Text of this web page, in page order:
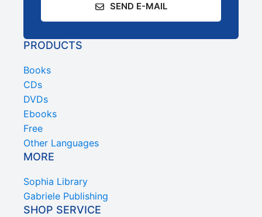
SEND E-MAIL
PRODUCTS
Books
CDs
DVDs
Ebooks
Free
Other Languages
MORE
Sophia Library
Gabriele Publishing
SHOP SERVICE